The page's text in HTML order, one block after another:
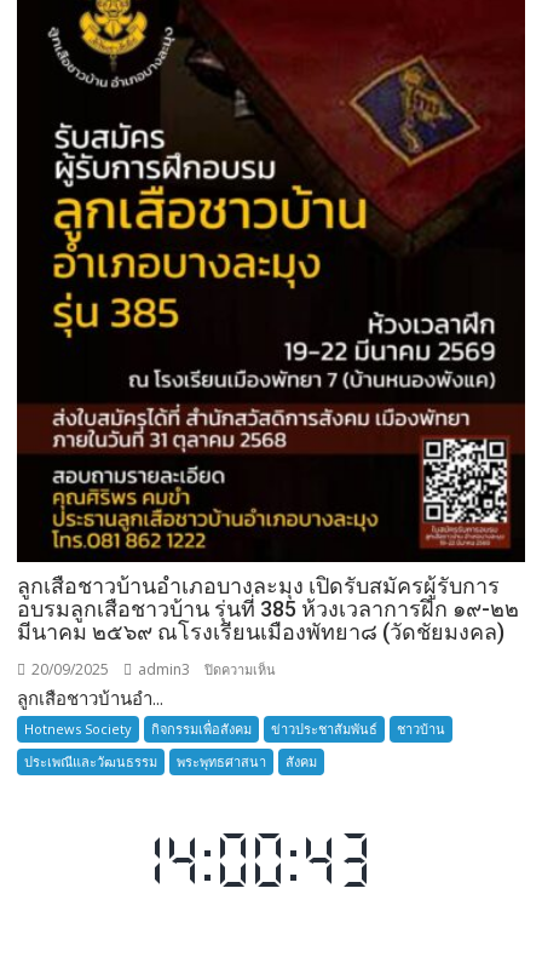
ลูกเสือชาวบ้านอำเภอบางละมุง เปิดรับสมัครผู้รับการ
อบรมลูกเสือชาวบ้าน รุ่นที่ 385 ห้วงเวลาการฝึก ๑๙-๒๒
มีนาคม ๒๕๖๙ ณโรงเรียนเมืองพัทยา๘ (วัดชัยมงคล)
20/09/2025 admin3 ปิดความเห็น
เสือ
ชาว
บ้าน
เปิด
รับ
ลูกเสือชาวบ้านอำ...
Hotnews Society กิจกรรมเพื่อสังคม ข่าวประชาสัมพันธ์
ชาวบ้าน
ประเพณีและวัฒนธรรม
พระพุทธศาสนา สังคม